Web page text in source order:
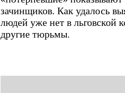
зачинщиков. Как удалось
людей уже нет в льговской
другие тюрьмы.